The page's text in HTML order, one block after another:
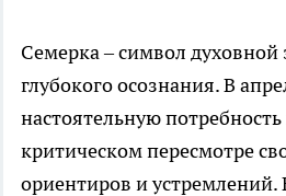
Семерка – символ духовной
глубокого осознания. В
настоятельную
критическом пересмотре
ориентиров и устремлений.